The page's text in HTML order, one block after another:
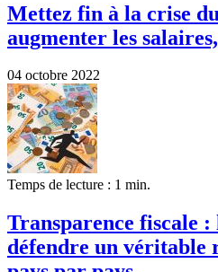
Mettez fin à la crise
augmenter les
04 octobre 2022
Temps de lecture : 1 min.
Transparence fiscale
défendre un véritable